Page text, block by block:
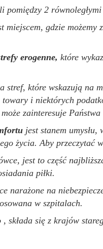
2 równoległymi
gdzie możemy
erogenne, które
stref, które wskazują na
towary i niektórych
zainteresuje
jest stanem umysłu,
życia. Aby przeczytać
jest to część
piłki.
narażone na
w szpitalach.
, składa się z krajów